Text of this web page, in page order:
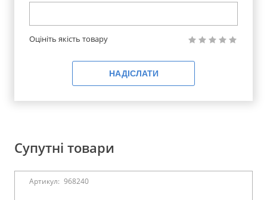
Оцініть якість товару
НАДІСЛАТИ
Супутні товари
Артикул: 968240